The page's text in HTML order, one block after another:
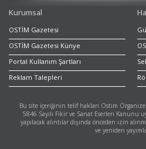
Kurumsal
OSTİM Gazetesi
OSTİM Gazetesi Künye
Portal Kullanım Şartları
Reklam Talepleri
Bu site içeriğinin telif hakları Ostim
5846 Sayılı Fikir ve Sanat Eserleri Kanunu
yapılacak alıntılar dışında önceden izin
ve yeniden